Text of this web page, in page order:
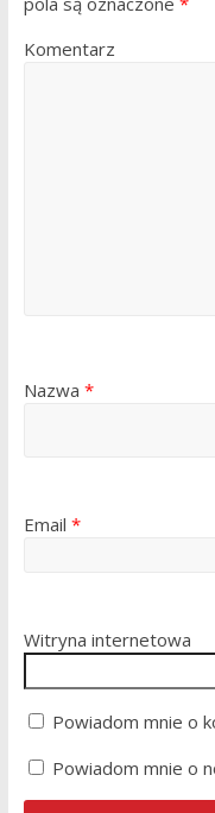
Komentarz
Nazwa *
Email *
Witryna internetowa
Powiadom mnie o
Powiadom mnie o